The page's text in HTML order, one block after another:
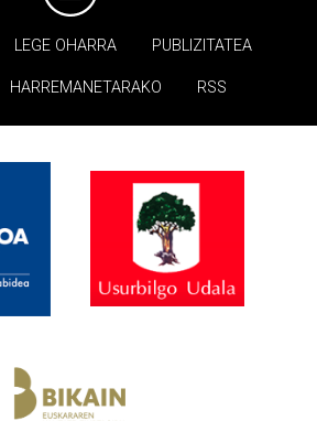
LEGE OHARRA PUBLIZITATEA
HARREMANETARAKO RSS